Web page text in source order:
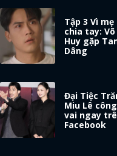
Tập 3 Vì
chia tay: Võ
Huy gặp
Dâng
Đại Tiệc
Miu Lê
vai ngay
Facebook